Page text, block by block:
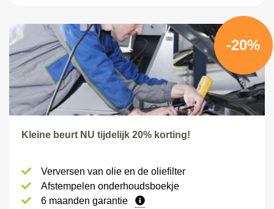
-20%
Kleine beurt NU tijdelijk 20% korting!
Verversen van olie en de oliefilter
Afstempelen onderhoudsboekje
6 maanden garantie